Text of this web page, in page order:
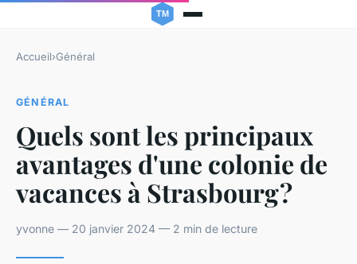
Accueil›Général
GÉNÉRAL
Quels sont les principaux
avantages d'une colonie de
vacances à Strasbourg ?
yvonne — 20 janvier 2024 — 2 min de lecture